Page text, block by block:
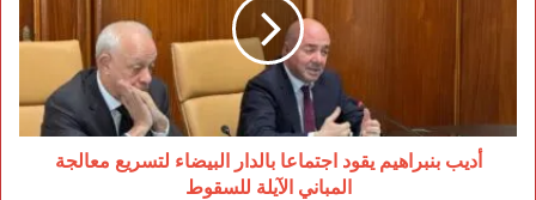
لتسريع
المباني
الآيلةأديب بنبراهيم يقود اجتماعا بالدار البيضاء لتسريع معالجة
المباني الآيلة للسقوط